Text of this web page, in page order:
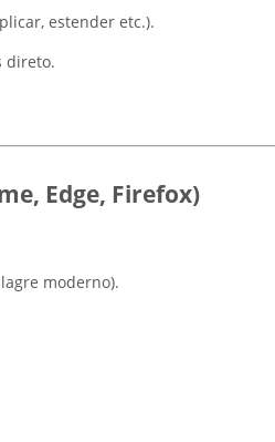
estender etc.).
direto.
Edge, Firefox)
moderno).